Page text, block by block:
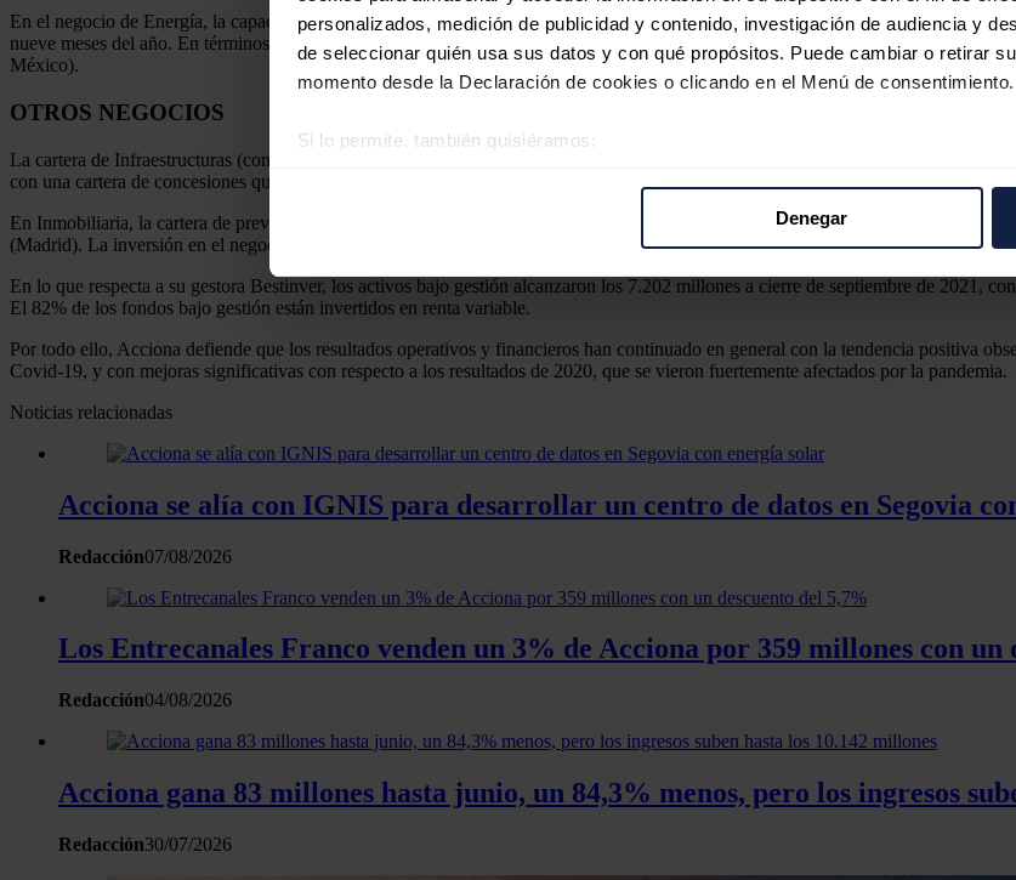
personalizados, medición de publicidad y contenido, investigación de audiencia y
de seleccionar quién usa sus datos y con qué propósitos. Puede cambiar o retirar
momento desde la Declaración de cookies o clicando en el Menú de consentimiento.
Si lo permite, también quisiéramos:
y analizar el tráfico. Además, compartimos información sobre el uso que haga del
redes sociales, publicidad y análisis web, quienes pueden combinarla con otra
Denegar
En el negocio de Energía, la capacidad total instalada a septiembre ascendía a 11.203 megavatios (MW), frente a los 10.694 MW
nueve meses del año. En términos de producción, esta se incrementó un 3,2%, impulsada por la nueva capacidad tanto en
México).
OTROS NEGOCIOS
La cartera de Infraestructuras (construcción, agua y otras actividades) alcanzó un nuevo máximo histórico, situándose en 17.830
con una cartera de concesiones que generará unos ingresos futuros de 8.124 millones, lo que eleva la cartera total a 25.954 millones
En Inmobiliaria, la cartera de preventas ascendió a 1.602 unidades, lo que equivale a 466 millones de euros en ventas, impulsada
(Madrid). La inversión en el negocio inmobiliario alcanzó los 219 millones, frente a los 42 millones invertidos en el mismo periodo
En lo que respecta a su gestora Bestinver, los activos bajo gestión alcanzaron los 7.202 millones a cierre de septiembre de 2021,
El 82% de los fondos bajo gestión están invertidos en renta variable.
Por todo ello, Acciona defiende que los resultados operativos y financieros han continuado en general con la tendencia positiva
Covid-19, y con mejoras significativas con respecto a los resultados de 2020, que se vieron fuertemente afectados por la pandemia.
Noticias relacionadas
Acciona se alía con IGNIS para desarrollar un centro de datos en Segovia
Redacción07/08/2026
Los Entrecanales Franco venden un 3% de Acciona por 359 millones con un
Redacción04/08/2026
Acciona gana 83 millones hasta junio, un 84,3% menos, pero los ingresos
Redacción30/07/2026